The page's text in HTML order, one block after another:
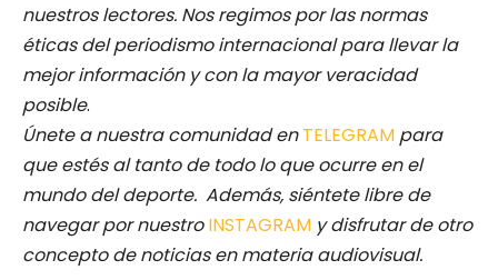
nuestros lectores. Nos regimos por las normas
éticas del periodismo internacional para llevar la
mejor información y con la mayor veracidad
posible.
Únete a nuestra comunidad enTELEGRAM para
que estés al tanto de todo lo que ocurre en el
mundo del deporte. Además, siéntete libre de
navegar por nuestro INSTAGRAM y disfrutar de otro
concepto de noticias en materia audiovisual.